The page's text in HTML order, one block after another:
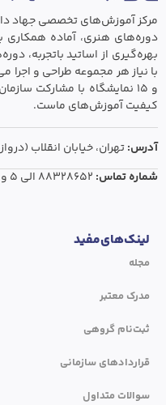
دوره‌های هنری، آماده همکاری
بهره‌گیری از اساتید باتجربه،
و ۱۵ نمایشگاه با مشارکت
کیفیت آموزش‌های ماست.
آدرس:تهران،‌ خیابان انقلاب
شماره تماس: ۸۸۳۲۸۶۵۲ الی ۵ و
لینک‌های‌مفید
مجله
مدرک معتبر
ثبت‌نام گروهی
قراردادهای سازمانی
سوالات متداول